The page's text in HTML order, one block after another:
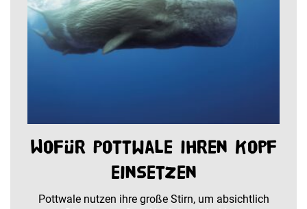
Wofür Pottwale ihren Kopf
einsetzen
Pottwale nutzen ihre große Stirn, um absichtlich